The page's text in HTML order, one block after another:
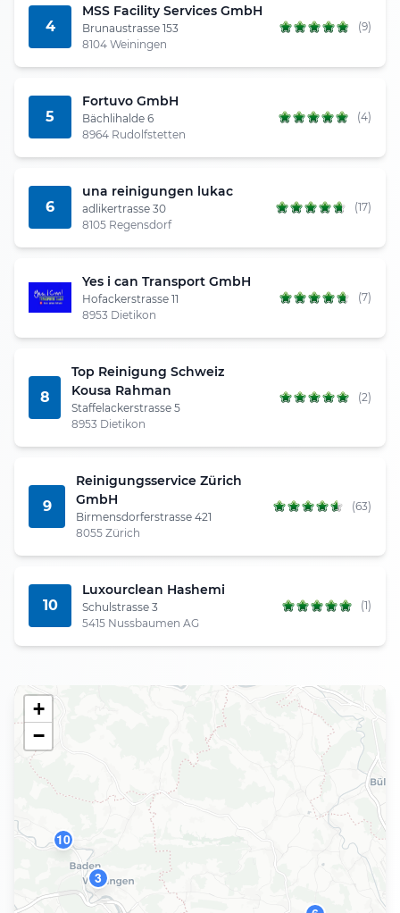
4
MSS Facility Services GmbH
Brunaustrasse 153
8104 Weiningen
(9)
5
Fortuvo GmbH
Bächlihalde 6
8964 Rudolfstetten
(4)
6
una reinigungen lukac
adlikertrasse 30
8105 Regensdorf
(17)
Yes i can Transport GmbH
Hofackerstrasse 11
8953 Dietikon
(7)
8
Top Reinigung Schweiz
Kousa Rahman
Staffelackerstrasse 5
8953 Dietikon
(2)
9
Reinigungsservice Zürich
GmbH
Birmensdorferstrasse 421
8055 Zürich
(63)
10
Luxourclean Hashemi
Schulstrasse 3
5415 Nussbaumen AG
(1)
3
10
+
−